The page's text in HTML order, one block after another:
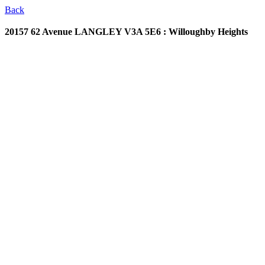
Back
20157 62 Avenue LANGLEY V3A 5E6 : Willoughby Heights